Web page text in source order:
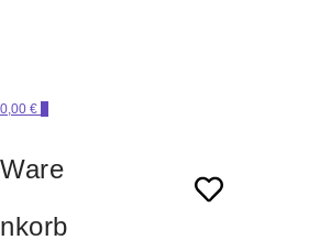
0,00 €
Ware
nkorb